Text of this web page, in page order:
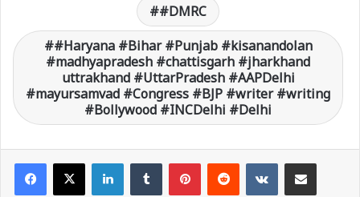
#DMRC
#Haryana #Bihar #Punjab #kisanandolan
#madhyapradesh #chattisgarh #jharkhand
uttrakhand #UttarPradesh #AAPDelhi
#mayursamvad #Congress #BJP #writer #writing
#Bollywood #INCDelhi #Delhi
LinkedIn VKontakte